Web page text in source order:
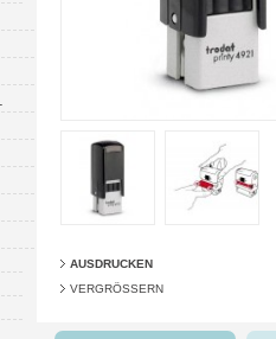
AUSDRUCKEN
VERGRÖSSERN